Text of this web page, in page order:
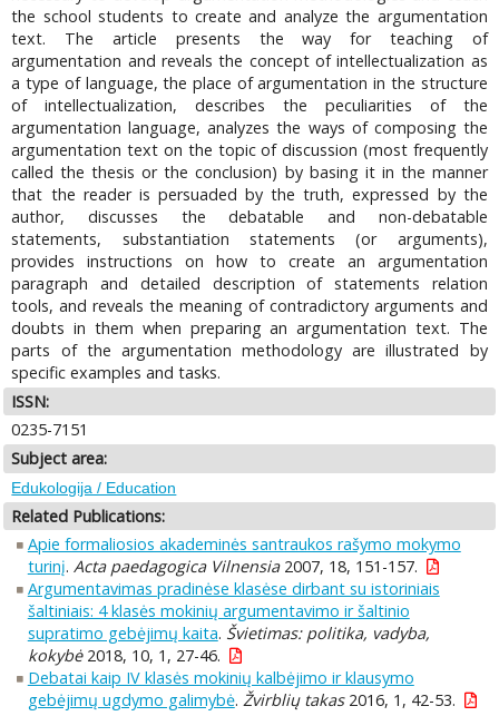
the school students to create and analyze the argumentation
text. The article presents the way for teaching of
argumentation and reveals the concept of intellectualization as
a type of language, the place of argumentation in the structure
of intellectualization, describes the peculiarities of the
argumentation language, analyzes the ways of composing the
argumentation text on the topic of discussion (most frequently
called the thesis or the conclusion) by basing it in the manner
that the reader is persuaded by the truth, expressed by the
author, discusses the debatable and non-debatable
statements, substantiation statements (or arguments),
provides instructions on how to create an argumentation
paragraph and detailed description of statements relation
tools, and reveals the meaning of contradictory arguments and
doubts in them when preparing an argumentation text. The
parts of the argumentation methodology are illustrated by
specific examples and tasks.
ISSN:
0235-7151
Subject area:
Edukologija / Education
Related Publications:
Apie formaliosios akademinės santraukos rašymo mokymo
turinį. Acta paedagogica Vilnensia2007, 18, 151-157.
Argumentavimas pradinėse klasėse dirbant su istoriniais
šaltiniais: 4 klasės mokinių argumentavimo ir šaltinio
supratimo gebėjimų kaita. Švietimas: politika, vadyba,
kokybė2018, 10, 1, 27-46.
Debatai kaip IV klasės mokinių kalbėjimo ir klausymo
gebėjimų ugdymo galimybė. Žvirblių takas2016, 1, 42-53.